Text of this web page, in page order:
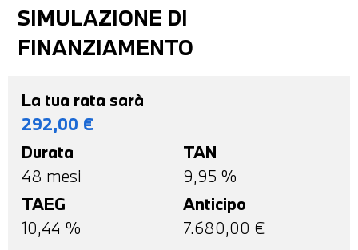
SIMULAZIONE DI
FINANZIAMENTO
La tua rata sarà
292,00 €
Durata
48 mesi
TAN
9,95 %
TAEG
10,44 %
Anticipo
7.680,00 €